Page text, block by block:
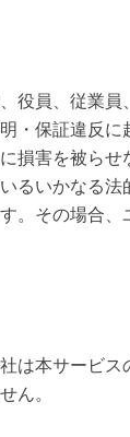
役員、従業員
・保証違反に
損害を被らせ
るいかなる法
。その場合、
は本サービス
ん。